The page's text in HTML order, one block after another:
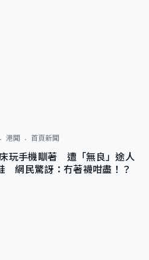
港聞 首頁新聞
床玩手機瞓著 遭「無良」途人
網民驚訝：冇著襪咁盡！？